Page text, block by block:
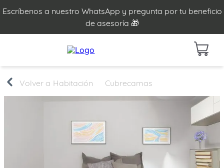
Escríbenos a nuestro WhatsApp y pregunta por tu beneficio
de asesoría 🎁
Habitación Cubrecamas